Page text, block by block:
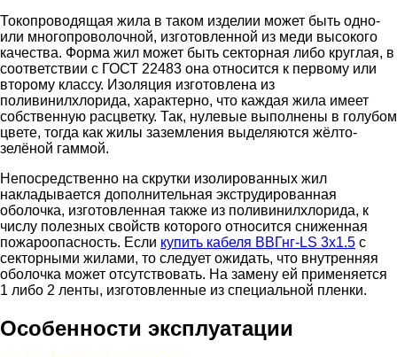
Токопроводящая жила в таком изделии может быть одно-
или многопроволочной, изготовленной из меди высокого
качества. Форма жил может быть секторная либо круглая, в
соответствии с ГОСТ 22483 она относится к первому или
второму классу. Изоляция изготовлена из
поливинилхлорида, характерно, что каждая жила имеет
собственную расцветку. Так, нулевые выполнены в голубом
цвете, тогда как жилы заземления выделяются жёлто-
зелёной гаммой.
Непосредственно на скрутки изолированных жил
накладывается дополнительная экструдированная
оболочка, изготовленная также из поливинилхлорида, к
числу полезных свойств которого относится сниженная
пожароопасность. Если купить кабеля ВВГнг-LS 3х1.5 с
секторными жилами, то следует ожидать, что внутренняя
оболочка может отсутствовать. На замену ей применяется
1 либо 2 ленты, изготовленные из специальной пленки.
Особенности эксплуатации